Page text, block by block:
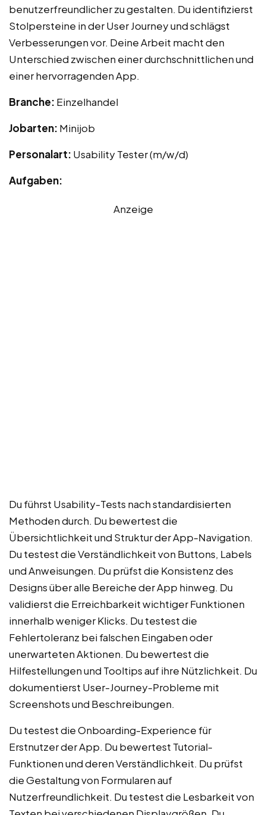
benutzerfreundlicher zu gestalten. Du identifizierst
Stolpersteine in der User Journey und schlägst
Verbesserungen vor. Deine Arbeit macht den
Unterschied zwischen einer durchschnittlichen und
einer hervorragenden App.
Branche: Einzelhandel
Jobarten: Minijob
Personalart: Usability Tester (m/w/d)
Aufgaben:
Anzeige
Du führst Usability-Tests nach standardisierten
Methoden durch. Du bewertest die
Übersichtlichkeit und Struktur der App-Navigation.
Du testest die Verständlichkeit von Buttons, Labels
und Anweisungen. Du prüfst die Konsistenz des
Designs über alle Bereiche der App hinweg. Du
validierst die Erreichbarkeit wichtiger Funktionen
innerhalb weniger Klicks. Du testest die
Fehlertoleranz bei falschen Eingaben oder
unerwarteten Aktionen. Du bewertest die
Hilfestellungen und Tooltips auf ihre Nützlichkeit. Du
dokumentierst User-Journey-Probleme mit
Screenshots und Beschreibungen.
Du testest die Onboarding-Experience für
Erstnutzer der App. Du bewertest Tutorial-
Funktionen und deren Verständlichkeit. Du prüfst
die Gestaltung von Formularen auf
Nutzerfreundlichkeit. Du testest die Lesbarkeit von